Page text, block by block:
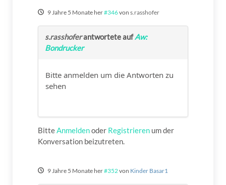
9 Jahre 5 Monate her#346von s.rasshofer
s.rasshoferantwortete aufAw:
Bondrucker
Bitte anmelden um die Antworten zu
sehen
BitteAnmeldenoder Registrieren um der
Konversation beizutreten.
9 Jahre 5 Monate her#352von Kinder Basar1